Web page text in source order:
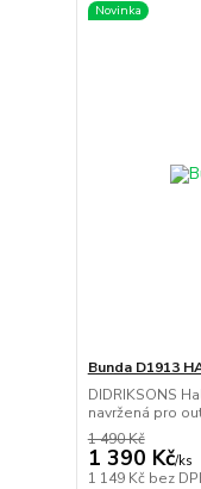
Novinka
Bunda D1913
DIDRIKSONS
navržená pro
1 490 Kč
1 390 Kč/ks
1 149 Kč bez